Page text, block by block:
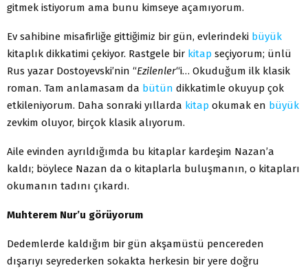
gitmek istiyorum ama bunu kimseye açamıyorum.
Ev sahibine misafirliğe gittiğimiz bir gün, evlerindeki büyük
kitaplık dikkatimi çekiyor. Rastgele bir kitap seçiyorum; ünlü
Rus yazar Dostoyevski’nin “Ezilenler“i… Okuduğum ilk klasik
roman. Tam anlamasam da bütün dikkatimle okuyup çok
etkileniyorum. Daha sonraki yıllarda kitap okumak en büyük
zevkim oluyor, birçok klasik alıyorum.
Aile evinden ayrıldığımda bu kitaplar kardeşim Nazan’a
kaldı; böylece Nazan da o kitaplarla buluşmanın, o kitapları
okumanın tadını çıkardı.
Muhterem Nur’u görüyorum
Dedemlerde kaldığım bir gün akşamüstü pencereden
dışarıyı seyrederken sokakta herkesin bir yere doğru